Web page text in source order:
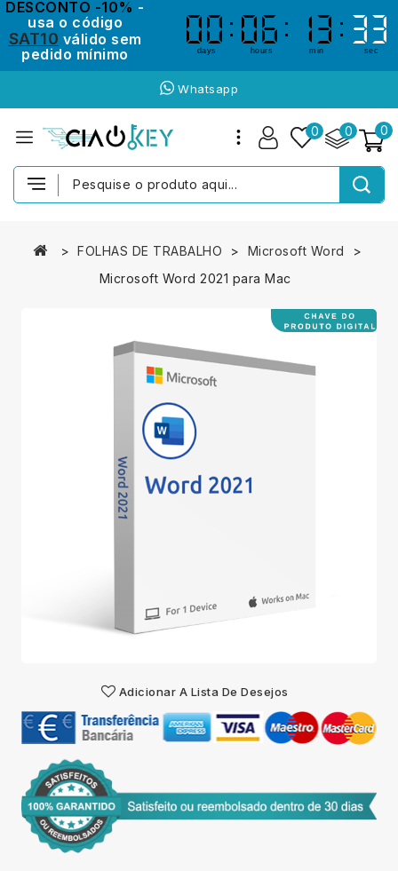
DESCONTO -10% -
usa o código
SAT10 válido sem
pedido mínimo
00
00
days
06
06
hours
13
13
min
33
33
sec
Whatsapp
0
0
0
FOLHAS DE TRABALHO
Microsoft Word
Microsoft Word 2021 para Mac
Adicionar A Lista De Desejos